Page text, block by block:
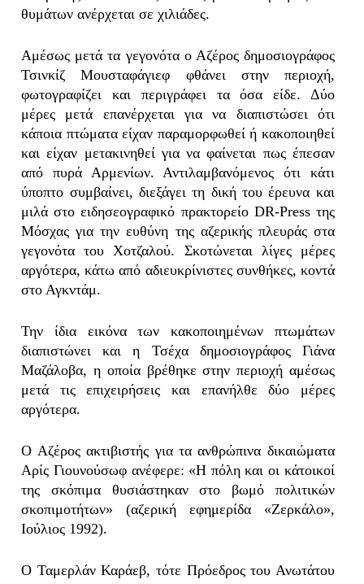
θυμάτων ανέρχεται σε χιλιάδες.
Αμέσως μετά τα γεγονότα ο Αζέρος δημοσιογράφος
Τσινκίζ Μουσταφάγιεφ φθάνει στην περιοχή,
φωτογραφίζει και περιγράφει τα όσα είδε. Δύο
μέρες μετά επανέρχεται για να διαπιστώσει ότι
κάποια πτώματα είχαν παραμορφωθεί ή κακοποιηθεί
και είχαν μετακινηθεί για να φαίνεται πως έπεσαν
από πυρά Αρμενίων. Αντιλαμβανόμενος ότι κάτι
ύποπτο συμβαίνει, διεξάγει τη δική του έρευνα και
μιλά στο ειδησεογραφικό πρακτορείο DR-Press της
Μόσχας για την ευθύνη της αζερικής πλευράς στα
γεγονότα του Χοτζαλού. Σκοτώνεται λίγες μέρες
αργότερα, κάτω από αδιευκρίνιστες συνθήκες, κοντά
στο Αγκντάμ.
Την ίδια εικόνα των κακοποιημένων πτωμάτων
διαπιστώνει και η Τσέχα δημοσιογράφος Γιάνα
Μαζάλοβα, η οποία βρέθηκε στην περιοχή αμέσως
μετά τις επιχειρήσεις και επανήλθε δύο μέρες
αργότερα.
Ο Αζέρος ακτιβιστής για τα ανθρώπινα δικαιώματα
Αρίς Γιουνούσωφ ανέφερε: «Η πόλη και οι κάτοικοί
της σκόπιμα θυσιάστηκαν στο βωμό πολιτικών
σκοπιμοτήτων» (αζερική εφημερίδα «Ζερκάλο»,
Ιούλιος 1992).
Ο Ταμερλάν Καράεβ, τότε Πρόεδρος του Ανωτάτου